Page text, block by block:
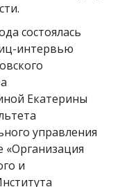
состоялась
интервью
Екатерины
управления
«Организация
и